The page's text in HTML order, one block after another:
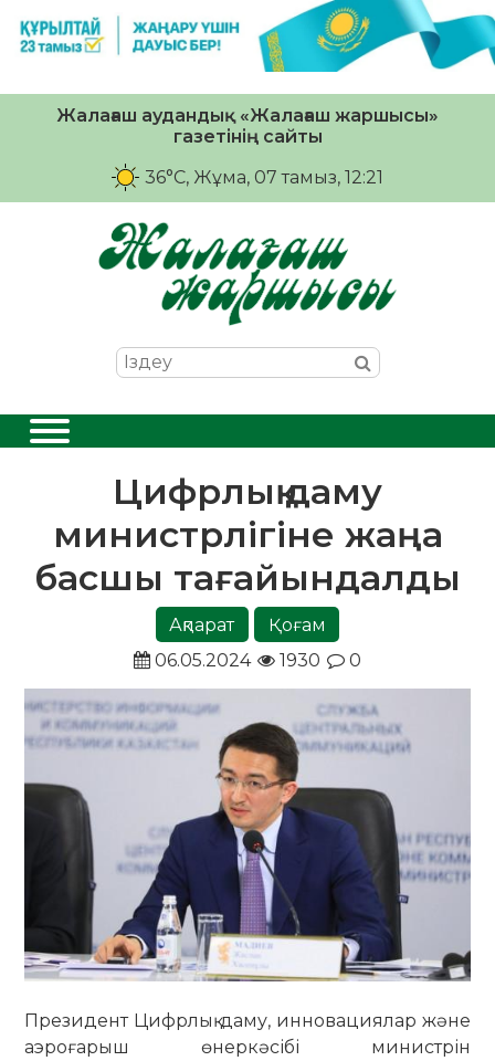
Жалағаш аудандық «Жалағаш жаршысы»
газетінің сайты
36°C, Жұма, 07 тамыз, 12:21
Цифрлық даму
министрлігіне жаңа
басшы тағайындалды
Ақпарат
Қоғам
06.05.2024
1930 0
Президент Цифрлық даму, инновациялар және
аэроғарыш өнеркәсібі министрін